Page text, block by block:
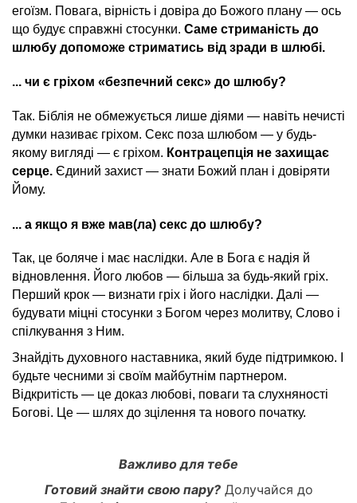
егоїзм. Повага, вірність і довіра до Божого плану — ось
що будує справжні стосунки. Саме стриманість до
шлюбу допоможе стриматись від зради в шлюбі.
... чи є гріхом «безпечний секс» до шлюбу?
Так. Біблія не обмежується лише діями — навіть нечисті
думки називає гріхом. Секс поза шлюбом — у будь-
якому вигляді — є гріхом. Контрацепція не захищає
серце. Єдиний захист — знати Божий план і довіряти
Йому.
... а якщо я вже мав(ла) секс до шлюбу?
Так, це боляче і має наслідки. Але в Бога є надія й
відновлення. Його любов — більша за будь-який гріх.
Перший крок — визнати гріх і його наслідки. Далі —
будувати міцні стосунки з Богом через молитву, Слово і
спілкування з Ним.
Знайдіть духовного наставника, який буде підтримкою. І
будьте чесними зі своїм майбутнім партнером.
Відкритість — це доказ любові, поваги та слухняності
Богові. Це — шлях до зцілення та нового початку.
Важливо для тебе
Готовий знайти свою пару?Долучайся до